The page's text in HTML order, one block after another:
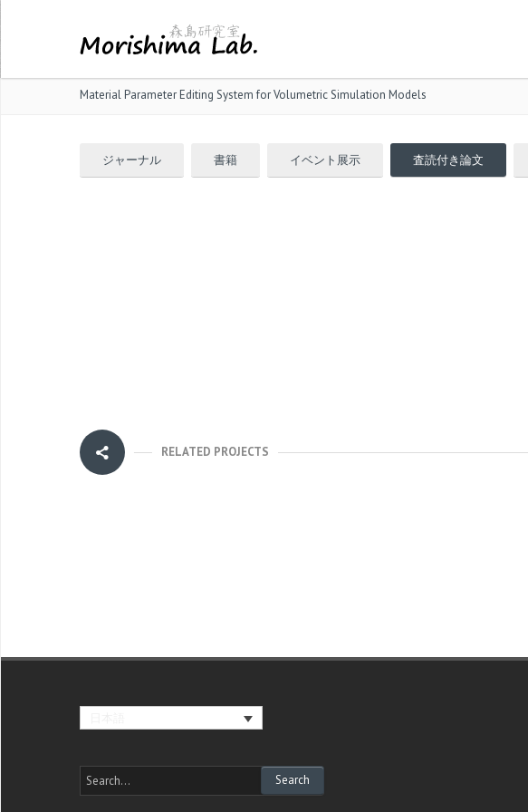
Material Parameter Editing System for Volumetric Simulation Models
ジャーナル 書籍 イベント展示 査読付き論文
RELATED PROJECTS